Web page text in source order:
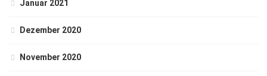
Januar 2021
Dezember 2020
November 2020